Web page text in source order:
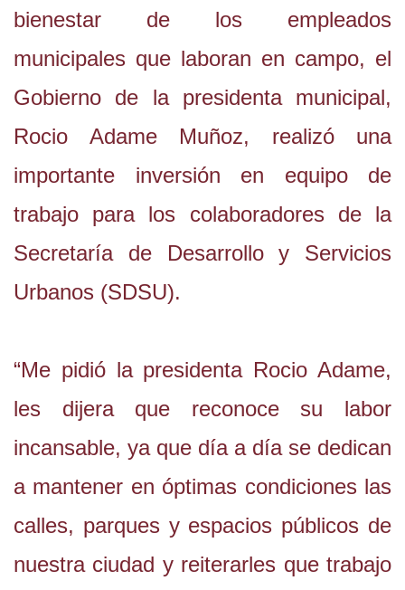
bienestar de los empleados
municipales que laboran en campo, el
Gobierno de la presidenta municipal,
Rocio Adame Muñoz, realizó una
importante inversión en equipo de
trabajo para los colaboradores de la
Secretaría de Desarrollo y Servicios
Urbanos (SDSU).
“Me pidió la presidenta Rocio Adame,
les dijera que reconoce su labor
incansable, ya que día a día se dedican
a mantener en óptimas condiciones las
calles, parques y espacios públicos de
nuestra ciudad y reiterarles que trabajo